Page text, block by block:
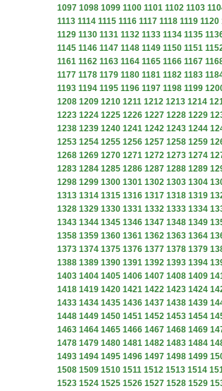
1097 1098 1099 1100 1101 1102 1103
1113 1114 1115 1116 1117 1118 1119 1120
1129 1130 1131 1132 1133 1134 1135
1145 1146 1147 1148 1149 1150 1151
1161 1162 1163 1164 1165 1166 1167
1177 1178 1179 1180 1181 1182 1183
1193 1194 1195 1196 1197 1198 1199
1208 1209 1210 1211 1212 1213 1214
1223 1224 1225 1226 1227 1228 1229
1238 1239 1240 1241 1242 1243 1244
1253 1254 1255 1256 1257 1258 1259
1268 1269 1270 1271 1272 1273 1274
1283 1284 1285 1286 1287 1288 1289
1298 1299 1300 1301 1302 1303 1304
1313 1314 1315 1316 1317 1318 1319
1328 1329 1330 1331 1332 1333 1334
1343 1344 1345 1346 1347 1348 1349
1358 1359 1360 1361 1362 1363 1364
1373 1374 1375 1376 1377 1378 1379
1388 1389 1390 1391 1392 1393 1394
1403 1404 1405 1406 1407 1408 1409
1418 1419 1420 1421 1422 1423 1424
1433 1434 1435 1436 1437 1438 1439
1448 1449 1450 1451 1452 1453 1454
1463 1464 1465 1466 1467 1468 1469
1478 1479 1480 1481 1482 1483 1484
1493 1494 1495 1496 1497 1498 1499
1508 1509 1510 1511 1512 1513 1514
1523 1524 1525 1526 1527 1528 1529